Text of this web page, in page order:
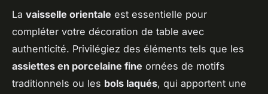
La vaisselle orientale est essentielle pour
compléter votre décoration de table avec
authenticité. Privilégiez des éléments tels que les
assiettes en porcelaine fine ornées de motifs
traditionnels ou les bols laqués, qui apportent une